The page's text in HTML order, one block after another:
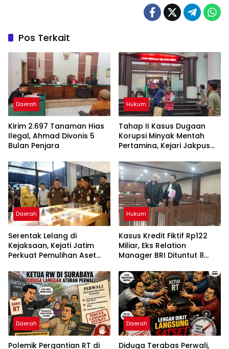
Pos Terkait
Daerah
Kirim 2.697 Tanaman Hias
Ilegal, Ahmad Divonis 5
Bulan Penjara
Hukum
Tahap II Kasus Dugaan
Korupsi Minyak Mentah
Pertamina, Kejari Jakpus
Daerah
Serentak Lelang di
Kejaksaan, Kejati Jatim
Perkuat Pemulihan Aset
Kerugian Negara
Hukum
Kasus Kredit Fiktif Rp122
Miliar, Eks Relation
Manager BRI Dituntut 8
Daerah
Polemik Pergantian RT di
Daerah
Diduga Terabas Perwali,